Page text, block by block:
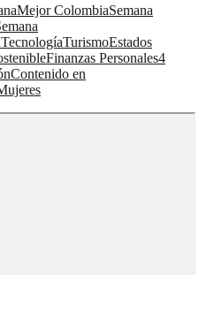
Mejor ColombiaSemana
TecnologíaTurismoEstados
Finanzas Personales4
Contenido en